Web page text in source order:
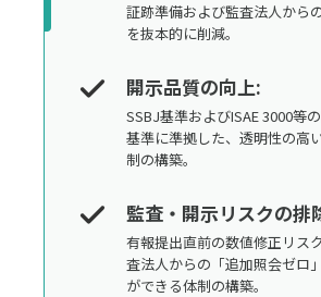
証跡準備および監査法人から
を抜本的に削減。
開示品質の向上:
SSBJ基準およびISAE 3000等
基準に準拠した、透明性の高
制の構築。
監査・開示リスクの排
有報提出直前の数値修正リス
査法人からの「追加照会ゼロ
ができる体制の構築。